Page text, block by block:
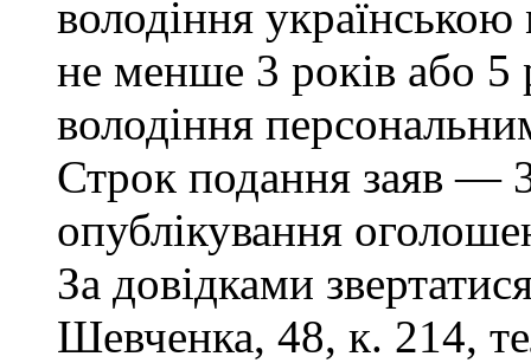
володіння
не менше 3 років або 5
володіння
Строк подання заяв —
опублікування
За довідками
Шевченка, 48, к. 214,